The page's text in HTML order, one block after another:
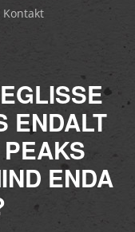
Kontakt
ENDALT
ENDA